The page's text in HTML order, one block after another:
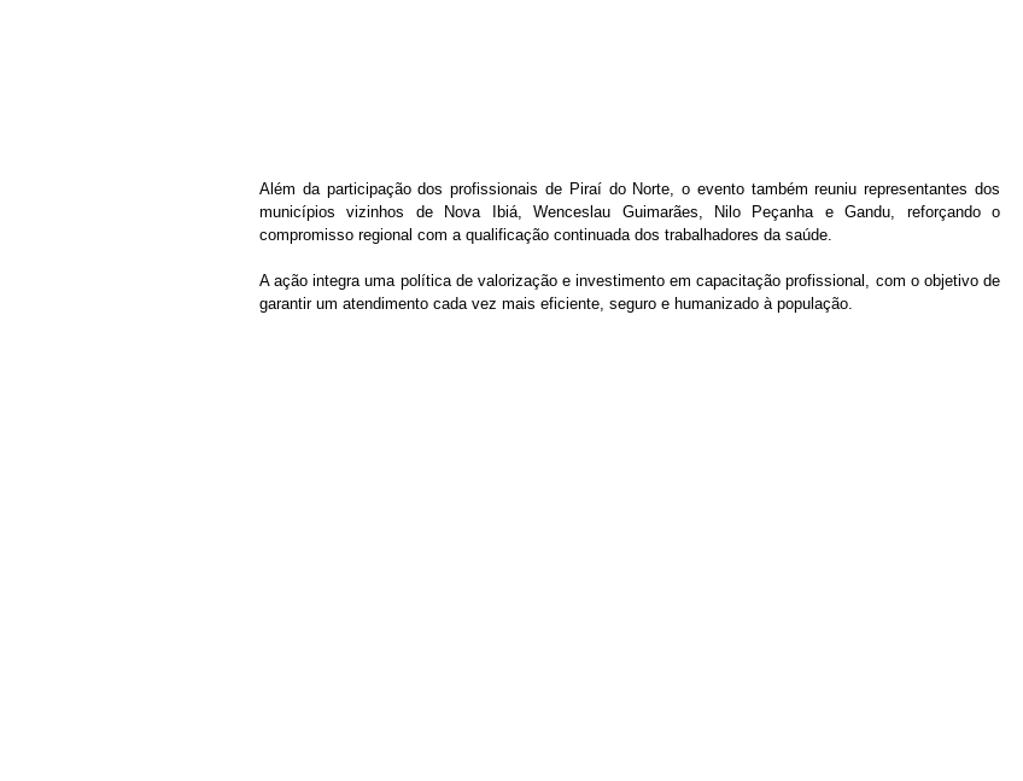
Além da participação dos profissionais de Piraí do Norte, o evento também reuniu representantes dos
municípios vizinhos de Nova Ibiá, Wenceslau Guimarães, Nilo Peçanha e Gandu, reforçando o
compromisso regional com a qualificação continuada dos trabalhadores da saúde.
A ação integra uma política de valorização e investimento em capacitação profissional, com o objetivo de
garantir um atendimento cada vez mais eficiente, seguro e humanizado à população.